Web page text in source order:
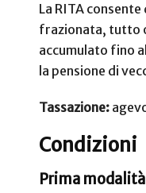
La RITA
frazionata, tutto
accumulato fino
la pensione di
Tassazione:
Condizioni
Prima modalità